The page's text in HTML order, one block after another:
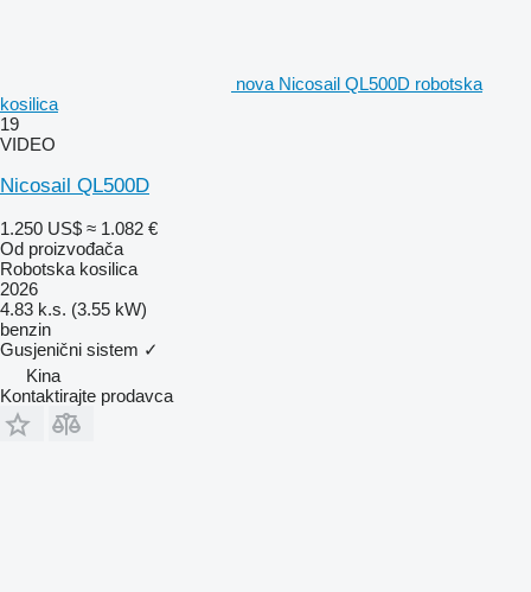
nova Nicosail QL500D robotska
kosilica
19
VIDEO
Nicosail QL500D
1.250 US$ ≈ 1.082 €
Od proizvođača
Robotska kosilica
2026
4.83 k.s. (3.55 kW)
benzin
Gusjenični sistem ✓
Kina
Kontaktirajte prodavca